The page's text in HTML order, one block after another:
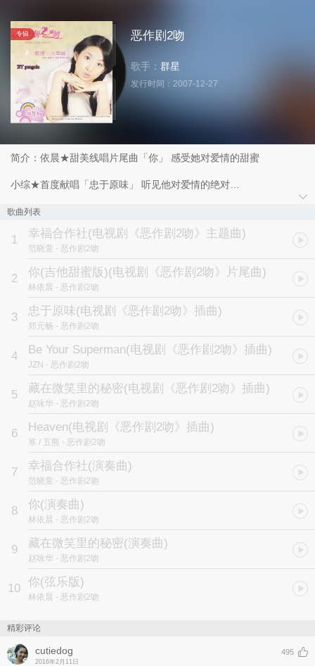
专辑 恶作剧2吻
歌手： 群星
发行时间： 2007-12-27
简介：依晨★甜美线唱片尾曲「你」 感受她对爱情的甜蜜
小综★首度献唱「忠于原味」 听见他对爱情的绝对
范晓萱★跨刀超俏皮可爱片头曲「幸福合作社」
还有直树妈妈赵咏华、纯表演、五熊和寒、a Chord他们也都唱了
特别感谢★超级星光大道袁惟仁 一起恶作剧用心製作
史上超强收视美丽童话爱情偶像剧 一次推出两版 湘琴版 直树版
湘琴版 特别加赠恶迷无处可买绝对收藏的影音光碟DVD：
恶作剧戏剧花絮、直树湘琴的关岛蜜月纪念篇、
独家收录【恶作剧NG嚐鲜版】【你-MV】【依晨甜言蜜语】
歌曲列表
1 幸福合作社(电视剧《恶作剧2吻》主题曲)
范晓萱 - 恶作剧2吻
2 你(吉他甜蜜版)(电视剧《恶作剧2吻》片尾曲)
林依晨 - 恶作剧2吻
3 忠于原味(电视剧《恶作剧2吻》插曲)
郑元畅 - 恶作剧2吻
4 Be Your Superman(电视剧《恶作剧2吻》插曲)
JZN - 恶作剧2吻
5 藏在微笑里的秘密(电视剧《恶作剧2吻》插曲)
赵咏华 - 恶作剧2吻
6 Heaven(电视剧《恶作剧2吻》插曲)
寒 / 五熊 - 恶作剧2吻
7 幸福合作社(演奏曲)
范晓萱 - 恶作剧2吻
8 你(演奏曲)
林依晨 - 恶作剧2吻
9 藏在微笑里的秘密(演奏曲)
赵咏华 - 恶作剧2吻
10 你(弦乐版)
林依晨 - 恶作剧2吻
精彩评论
cutiedog
2016年2月11日
495